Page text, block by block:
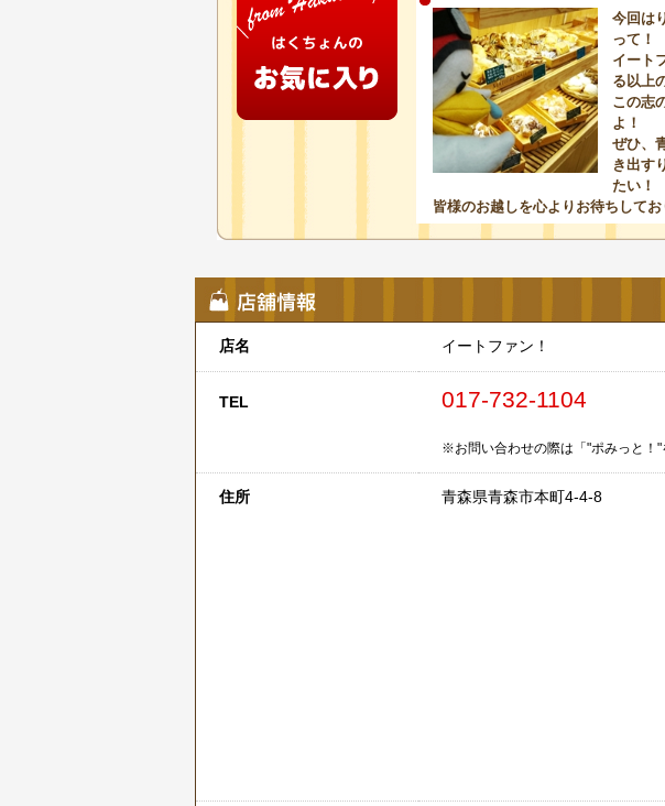
今回は
って！
イート
る以上
この志
よ！
ぜひ、
き出す
たい！
皆様のお越しを心よりお待ちしてお
店名 イートファン！
TEL 017-732-1104
※お問い合わせの際は「"ポみっと！"
住所 青森県青森市本町4-4-8